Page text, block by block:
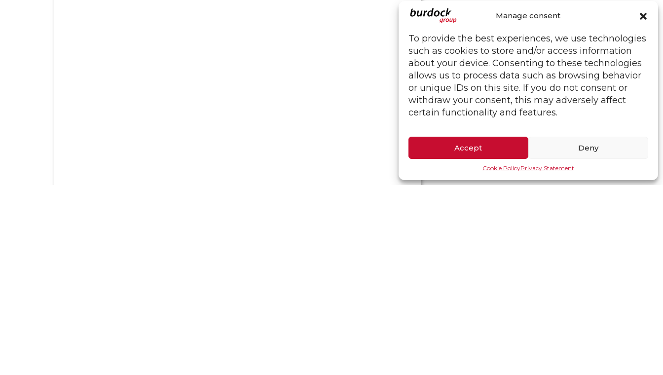
Manage consent
To provide the best experiences, we use technologies
such as cookies to store and/or access information
about your device. Consenting to these technologies
allows us to process data such as browsing behavior
or unique IDs on this site. If you do not consent or
withdraw your consent, this may adversely affect
certain functionality and features.
Accept Deny
Cookie PolicyPrivacy Statement